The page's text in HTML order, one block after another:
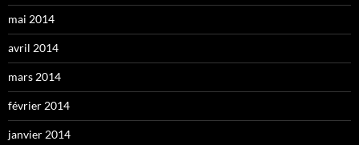
mai 2014
avril 2014
mars 2014
février 2014
janvier 2014